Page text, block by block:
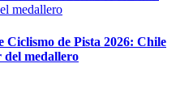
Ciclismo de Pista 2026: Chile
del medallero